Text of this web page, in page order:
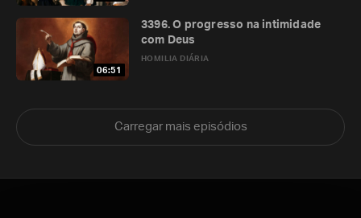
06:51
HOMILIA DIÁRIA
3396. O progresso na intimidade
com Deus
Carregar mais episódios